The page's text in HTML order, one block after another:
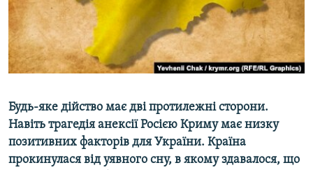
ВІДЕОУРОКИ «ELIFBE»
СВІДЧЕННЯ ОКУПАЦІЇ
УКРАЇНСЬКА ПРОБЛЕМА КРИМУ
Русский
Qırımtatar
Усі сайти RFE/RL
Будь-яке дійство має дві протилежні сторони.
Навіть трагедія анексії Росією Криму має низку
позитивних факторів для України. Країна
прокинулася від уявного сну, в якому здавалося, що